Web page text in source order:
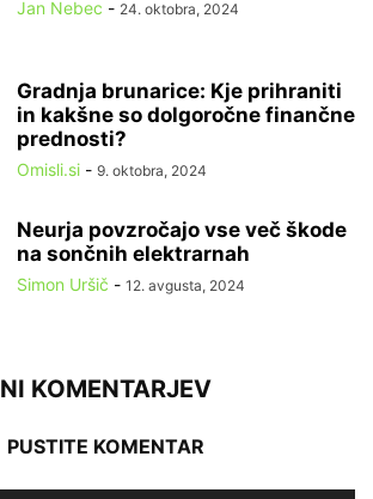
Jan Nebec - 24. oktobra, 2024
Gradnja brunarice: Kje prihraniti
in kakšne so dolgoročne finančne
prednosti?
Omisli.si - 9. oktobra, 2024
Neurja povzročajo vse več škode
na sončnih elektrarnah
Simon Uršič - 12. avgusta, 2024
NI KOMENTARJEV
PUSTITE KOMENTAR